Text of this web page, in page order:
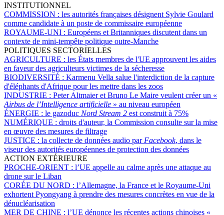
INSTITUTIONNEL
COMMISSION : les autorités françaises désignent Sylvie Goulard
comme candidate à un poste de commissaire européenne
ROYAUME-UNI : Européens et Britanniques discutent dans un
contexte de mini-tempête politique outre-Manche
POLITIQUES SECTORIELLES
AGRICULTURE : les États membres de l'UE approuvent les aides
en faveur des agriculteurs victimes de la sécheresse
BIODIVERSITÉ : Karmenu Vella salue l'interdiction de la capture
d'éléphants d'Afrique pour les mettre dans les zoos
INDUSTRIE : Peter Altmaier et Bruno Le Maire veulent créer un «
Airbus de l’Intelligence artificielle » au niveau européen
ÉNERGIE : le gazoduc Nord Stream 2 est construit à 75%
NUMÉRIQUE : droits d'auteur, la Commission consulte sur la mise
en œuvre des mesures de filtrage
JUSTICE : la collecte de données audio par Facebook, dans le
viseur des autorités européennes de protection des données
ACTION EXTÉRIEURE
PROCHE-ORIENT : l’UE appelle au calme après une attaque au
drone sur le Liban
CORÉE DU NORD : l’Allemagne, la France et le Royaume-Uni
exhortent Pyongyang à prendre des mesures concrètes en vue de la
dénucléarisation
MER DE CHINE : l’UE dénonce les récentes actions chinoises «